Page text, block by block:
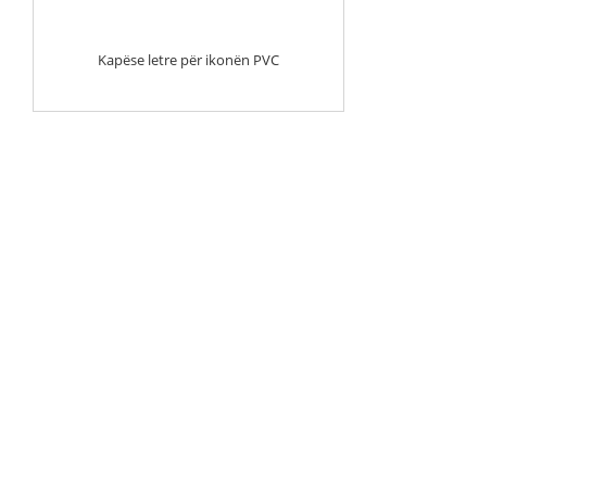
Kapëse letre për ikonën PVC